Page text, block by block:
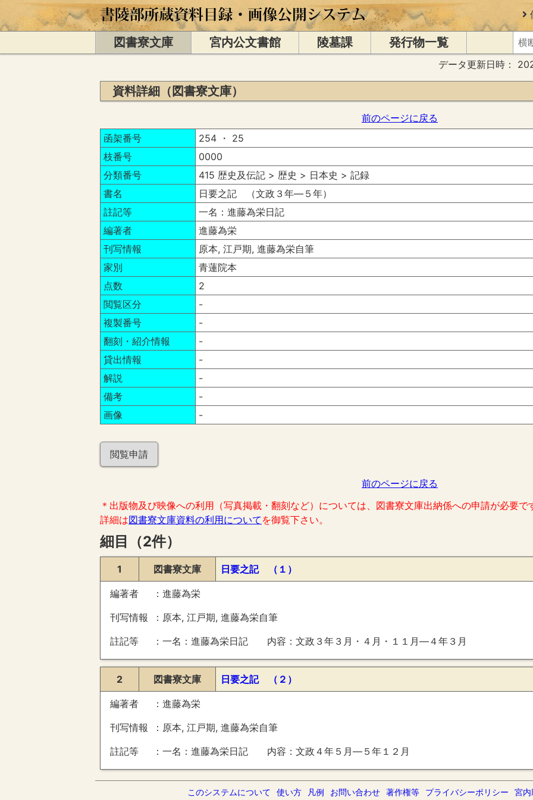
図書寮文庫 宮内公文書館 陵墓課 発行物一覧
データ更新日時：
資料詳細（図書寮文庫）
前のページに戻る
函架番号
254 ・ 25
枝番号
0000
分類番号
415 歴史及伝記 > 歴史 > 日本史 > 記録
書名
日要之記 （文政３年―５年）
註記等
一名：進藤為栄日記
編著者
進藤為栄
刊写情報
原本, 江戸期, 進藤為栄自筆
家別
青蓮院本
点数
2
閲覧区分
-
複製番号
-
翻刻・紹介情報
-
貸出情報
-
解説
-
備考
-
画像
-
閲覧申請
前のページに戻る
＊出版物及び映像への利用（写真掲載・翻刻など）については、図書寮文庫出納係への申請が必要で
詳細は図書寮文庫資料の利用について を御覧下さい。
細目（2件）
1 図書寮文庫 日要之記 （１）
編著者
進藤為栄
刊写情報
原本, 江戸期, 進藤為栄自筆
註記等
一名：進藤為栄日記 内容：文政３年３月・４月・１１月―４年３月
2 図書寮文庫 日要之記 （２）
編著者
進藤為栄
刊写情報
原本, 江戸期, 進藤為栄自筆
註記等
一名：進藤為栄日記 内容：文政４年５月―５年１２月
このシステムについて 使い方 凡例 お問い合わせ 著作権等 プライバシーポリシー 宮内